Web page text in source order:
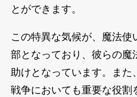
とができます。
この特異な気候が、魔法
部となっており、彼らの魔
助けとなっています。また
戦争においても重要な役割